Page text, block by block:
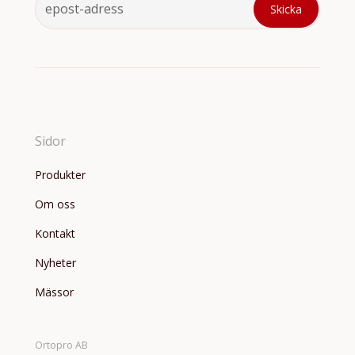
Sidor
Produkter
Om oss
Kontakt
Nyheter
Mässor
Ortopro AB